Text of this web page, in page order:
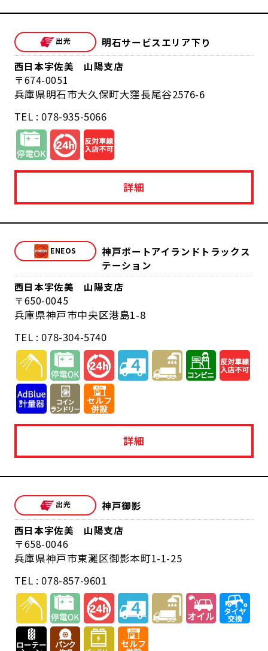
明石サービスエリア下り
西日本宇佐美 山陽支店
674-0051
兵庫県明石市大久保町大窪長尾谷2576-6
TEL : 078-935-5066
詳細
神戸ポートアイランドトラックス
テーション
西日本宇佐美 山陽支店
650-0045
兵庫県神戸市中央区港島1-8
TEL : 078-304-5740
詳細
神戸御影
西日本宇佐美 山陽支店
658-0046
兵庫県神戸市東灘区御影本町1-1-25
TEL : 078-857-9601